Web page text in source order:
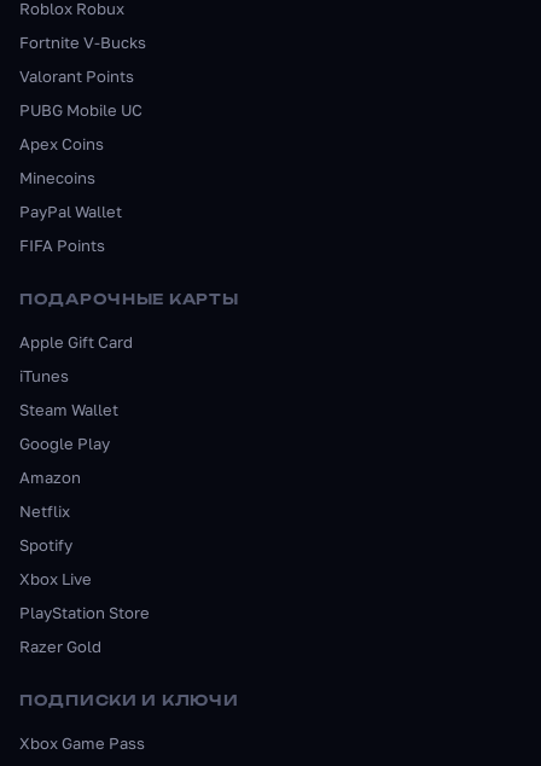
Roblox Robux
Fortnite V-Bucks
Valorant Points
PUBG Mobile UC
Apex Coins
Minecoins
PayPal Wallet
FIFA Points
ПОДАРОЧНЫЕ КАРТЫ
Apple Gift Card
iTunes
Steam Wallet
Google Play
Amazon
Netflix
Spotify
Xbox Live
PlayStation Store
Razer Gold
ПОДПИСКИ И КЛЮЧИ
Xbox Game Pass